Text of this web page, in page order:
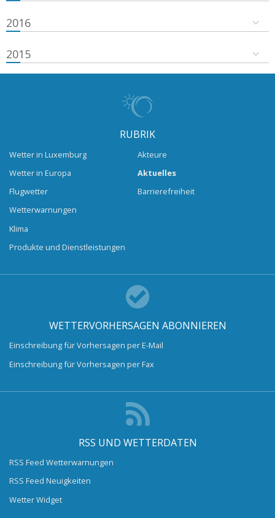
2016
2015
RUBRIK
Wetter in Luxemburg
Wetter in Europa
Flugwetter
Wetterwarnungen
Klima
Produkte und Dienstleistungen
Akteure
Aktuelles
Barrierefreiheit
WETTERVORHERSAGEN ABONNIEREN
Einschreibung für Vorhersagen per E-Mail
Einschreibung für Vorhersagen per Fax
RSS UND WETTERDATEN
RSS Feed Wetterwarnungen
RSS Feed Neuigkeiten
Wetter Widget